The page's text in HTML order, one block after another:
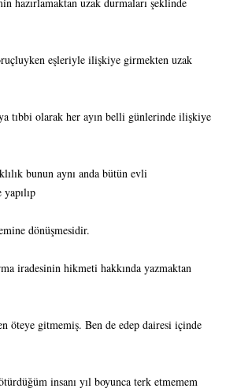
eşleriyle ilişkiye girmekten uzak
tıbbi olarak her ayın belli günlerinde ilişkiye
bunun aynı anda bütün evli
dönüşmesidir.
hikmeti hakkında yazmaktan
öteye gitmemiş. Ben de edep dairesi içinde
insanı yıl boyunca terk etmemem